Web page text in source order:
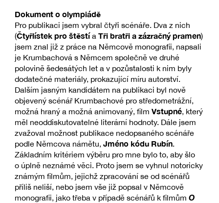
Dokument o olympiádě
Pro publikaci jsem vybral čtyři scénáře. Dva z nich
(Čtyřlístek pro štěstía Tři bratři a zázračný pramen)
jsem znal již z práce na Němcově monografii, napsali
je Krumbachová s Němcem společně ve druhé
polovině šedesátých let a v pozůstalosti k nim byly
dodatečné materiály, prokazující míru autorství.
Dalším jasným kandidátem na publikaci byl nově
objevený scénář Krumbachové pro středometrážní,
možná hraný a možná animovaný, film Vstupné, který
měl neoddiskutovatelné literární hodnoty. Dále jsem
zvažoval možnost publikace nedopsaného scénáře
podle Němcova námětu, Jméno kódu Rubín.
Základním kritériem výběru pro mne bylo to, aby šlo
o úplně neznámé věci. Proto jsem se vyhnul notoricky
známým filmům, jejichž zpracování se od scénářů
příliš neliší, nebo jsem vše již popsal v Němcově
monografii, jako třeba v případě scénářů k filmům O